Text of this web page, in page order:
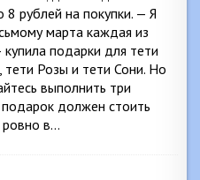
8 рублей на покупки. — Я
марта каждая из
подарки для тети
Розы и тети Сони. Но
выполнить три
должен стоить
ровно в…